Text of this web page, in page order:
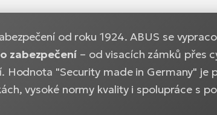
od roku 1924. ABUS se
zabezpečení– od visacích zámků přes
Hodnota "Security made in Germany" je
vysoké normy kvality i spolupráce s